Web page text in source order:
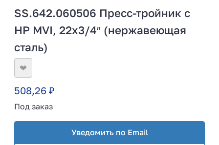
SS.642.060506 Пресс-тройник с
НР MVI, 22х3/4″ (нержавеющая
сталь)
❤
508,26 ₽
Под заказ
Уведомить по Email